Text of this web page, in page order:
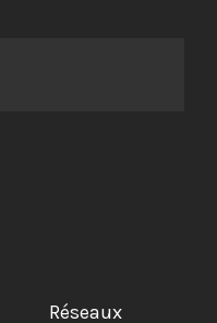
Réseaux